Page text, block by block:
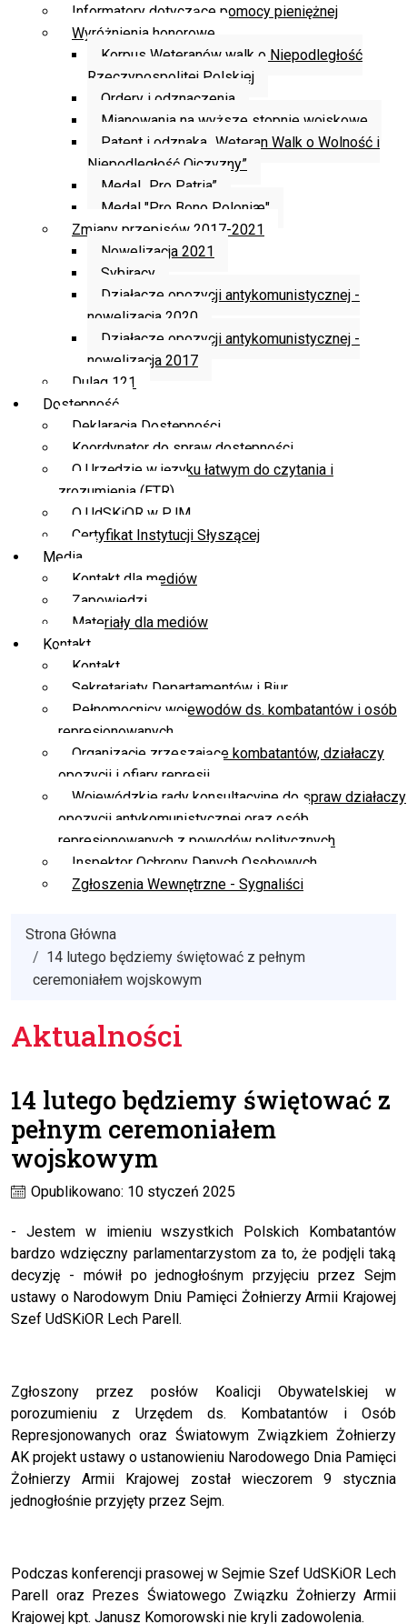
Informatory dotyczące pomocy pieniężnej
Wyróżnienia honorowe
Korpus Weteranów walk o Niepodległość
Rzeczypospolitej Polskiej
Ordery i odznaczenia
Mianowania na wyższe stopnie wojskowe
Patent i odznaka „Weteran Walk o Wolność i
Niepodległość Ojczyzny”
Medal „Pro Patria”
Medal "Pro Bono Poloniæ"
Zmiany przepisów 2017-2021
Nowelizacja 2021
Sybiracy
Działacze opozycji antykomunistycznej -
nowelizacja 2020
Działacze opozycji antykomunistycznej -
nowelizacja 2017
Dulag 121
Dostępność
Deklaracja Dostępności
Koordynator do spraw dostępności
O Urzędzie w języku łatwym do czytania i
zrozumienia (ETR)
O UdSKiOR w PJM
Certyfikat Instytucji Słyszącej
Media
Kontakt dla mediów
Zapowiedzi
Materiały dla mediów
Kontakt
Kontakt
Sekretariaty Departamentów i Biur
Pełnomocnicy wojewodów ds. kombatantów i osób
represjonowanych
Organizacje zrzeszające kombatantów, działaczy
opozycji i ofiary represji
Wojewódzkie rady konsultacyjne do spraw działaczy
opozycji antykomunistycznej oraz osób
represjonowanych z powodów politycznych
Inspektor Ochrony Danych Osobowych
Zgłoszenia Wewnętrzne - Sygnaliści
Strona Główna
14 lutego będziemy świętować z pełnym
ceremoniałem wojskowym
Aktualności
14 lutego będziemy świętować z
pełnym ceremoniałem
wojskowym
Opublikowano: 10 styczeń 2025
- Jestem w imieniu wszystkich Polskich Kombatantów
bardzo wdzięczny parlamentarzystom za to, że podjęli taką
decyzję - mówił po jednogłośnym przyjęciu przez Sejm
ustawy o Narodowym Dniu Pamięci Żołnierzy Armii Krajowej
Szef UdSKiOR Lech Parell.
Zgłoszony przez posłów Koalicji Obywatelskiej w
porozumieniu z Urzędem ds. Kombatantów i Osób
Represjonowanych oraz Światowym Związkiem Żołnierzy
AK projekt ustawy o ustanowieniu Narodowego Dnia Pamięci
Żołnierzy Armii Krajowej został wieczorem 9 stycznia
jednogłośnie przyjęty przez Sejm.
Podczas konferencji prasowej w Sejmie Szef UdSKiOR Lech
Parell oraz Prezes Światowego Związku Żołnierzy Armii
Krajowej kpt. Janusz Komorowski nie kryli zadowolenia.